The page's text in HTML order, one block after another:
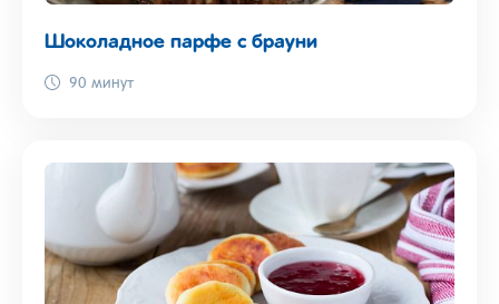
Шоколадное парфе с брауни
90 минут